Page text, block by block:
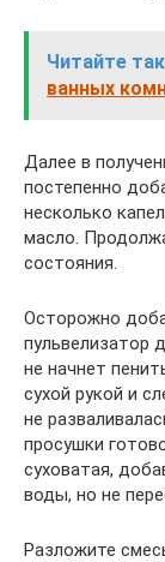
Читайте
ванных
Далее в
постепенно
несколько
масло.
состояния.
Осторожно
пульвелизатор
не начнет
сухой рукой и
не
просушки
суховатая,
воды, но не
Разложите